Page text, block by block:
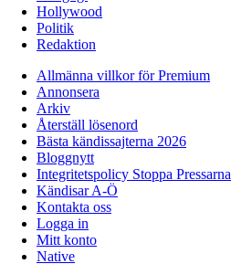
Hollywood
Politik
Redaktion
Allmänna villkor för Premium
Annonsera
Arkiv
Återställ lösenord
Bästa kändissajterna 2026
Bloggnytt
Integritetspolicy Stoppa Pressarna
Kändisar A-Ö
Kontakta oss
Logga in
Mitt konto
Native